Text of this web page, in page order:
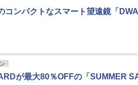
コンパクトなスマート望遠鏡「
が最大80％OFFの「SUMMER